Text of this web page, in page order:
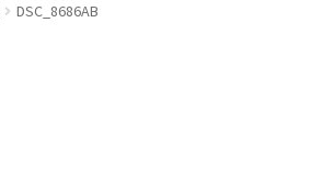
DSC_8686AB